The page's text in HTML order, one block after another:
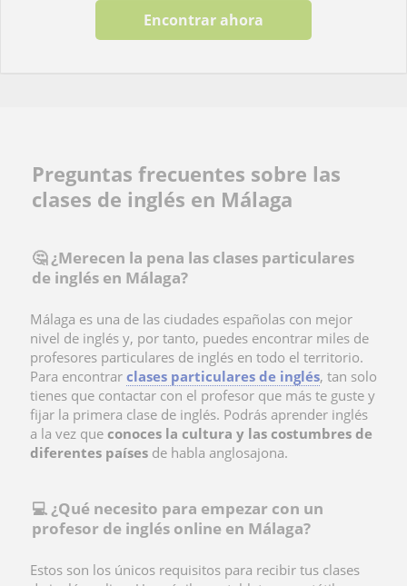
Encontrar ahora
Preguntas frecuentes sobre las
clases de inglés en Málaga
🤔 ¿Merecen la pena las clases particulares
de inglés en Málaga?
Málaga es una de las ciudades españolas con mejor
nivel de inglés y, por tanto, puedes encontrar miles de
profesores particulares de inglés en todo el territorio.
Para encontrar clases particulares de inglés, tan solo
tienes que contactar con el profesor que más te guste y
fijar la primera clase de inglés. Podrás aprender inglés
a la vez que conoces la cultura y las costumbres de
diferentes países de habla anglosajona.
💻 ¿Qué necesito para empezar con un
profesor de inglés online en Málaga?
Estos son los únicos requisitos para recibir tus clases